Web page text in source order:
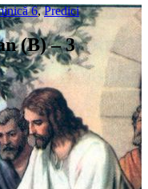
6,Predici
(B) – 3